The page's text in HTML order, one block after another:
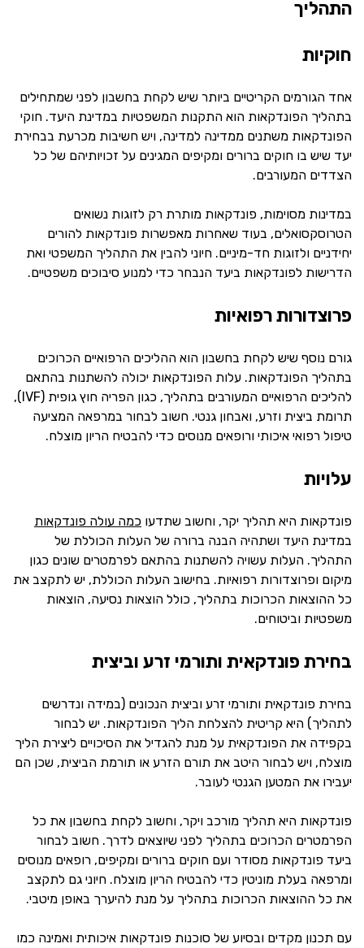
התהליך
חוקיות
אחד הגורמים הקריטיים ביותר שיש לקחת בחשבון לפני שמתחילים
בתהליך הפונדקאות הוא התקנות המשפטיות במדינת היעד. חוקי
הפונדקאות משתנים ממדינה למדינה, ויש חשיבות מכרעת בבחירת
יעד שיש בו חוקים ברורים ומקיפים המגינים על זכויותיהם של כל
הצדדים המעורבים.
במדינות מסוימות, פונדקאות מותרת רק לזוגות נשואים
הטרוסקסואלים, בעוד שאחרות מאפשרות פונדקאות להורים
יחידניים ולזוגות חד-מיניים. חיוני להבין את התהליך המשפטי ואת
הדרישות לפונדקאות ביעד הנבחר כדי למנוע סיבוכים משפטיים.
פרוצדורות רפואיות
גורם נוסף שיש לקחת בחשבון הוא ההליכים הרפואיים הכרוכים
בתהליך הפונדקאות. עלות הפונדקאות יכולה להשתנות בהתאם
להליכים הרפואיים המעורבים בתהליך, כגון הפריה חוץ גופית (IVF),
תרומת ביצית וזרע, ואבחון גנטי. חשוב לבחור במרפאה המציעה
טיפול רפואי איכותי ורופאים מנוסים כדי להבטיח הריון מוצלח.
עלויות
פונדקאות היא תהליך יקר, וחשוב שתדעו כמה עולה פונדקאות
במדינת היעד ושתהיה הבנה ברורה של העלות הכוללת של
התהליך. העלות עשויה להשתנות בהתאם לפרמטרים שונים כגון
מיקום ופרוצדורות רפואיות. בחישוב העלות הכוללת, יש לתקצב את
כל ההוצאות הכרוכות בתהליך, כולל הוצאות נסיעה, הוצאות
משפטיות וביטוחים.
בחירת פונדקאית ותורמי זרע וביצית
בחירת פונדקאית ותורמי זרע וביצית הנכונים (במידה ונדרשים
לתהליך) היא קריטית להצלחת הליך הפונדקאות. יש לבחור
בקפידה את הפונדקאית על מנת להגדיל את הסיכויים ליצירת הליך
מוצלח, ויש לבחור היטב את תורם הזרע או תורמת הביצית, שכן הם
יעבירו את המטען הגנטי לעובר.
פונדקאות היא תהליך מורכב ויקר, וחשוב לקחת בחשבון את כל
הפרמטרים הכרוכים בתהליך לפני שיוצאים לדרך. חשוב לבחור
ביעד פונדקאות מסודר ועם חוקים ברורים ומקיפים, רופאים מנוסים
ומרפאה בעלת מוניטין כדי להבטיח הריון מוצלח. חיוני גם לתקצב
את כל ההוצאות הכרוכות בתהליך על מנת להיערך באופן מיטבי.
עם תכנון מקדים ובסיוע של סוכנות פונדקאות איכותית ואמינה כמו